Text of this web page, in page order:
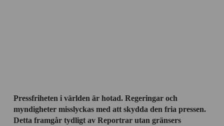
Pressfriheten i världen är hotad. Regeringar och
myndigheter misslyckas med att skydda den fria pressen.
Detta framgår tydligt av Reportrar utan gränsers